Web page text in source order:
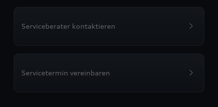
Serviceberater kontaktieren
Servicetermin vereinbaren